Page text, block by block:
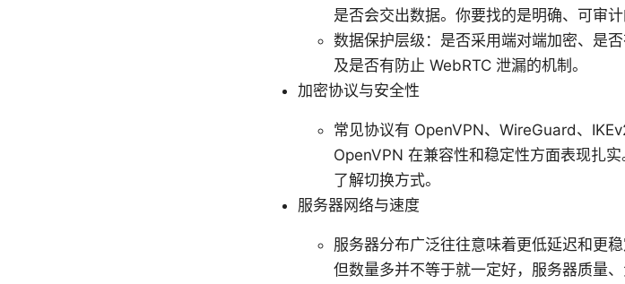
是否会交出数据。你要找的是明确、可审
数据保护层级：是否采用端对端加密、是
及是否有防止 WebRTC 泄漏的机制。
加密协议与安全性
常见协议有 OpenVPN、WireGuard、
OpenVPN 在兼容性和稳定性方面表现扎
了解切换方式。
服务器网络与速度
服务器分布广泛往往意味着更低延迟和更
但数量多并不等于就一定好，服务器质量、